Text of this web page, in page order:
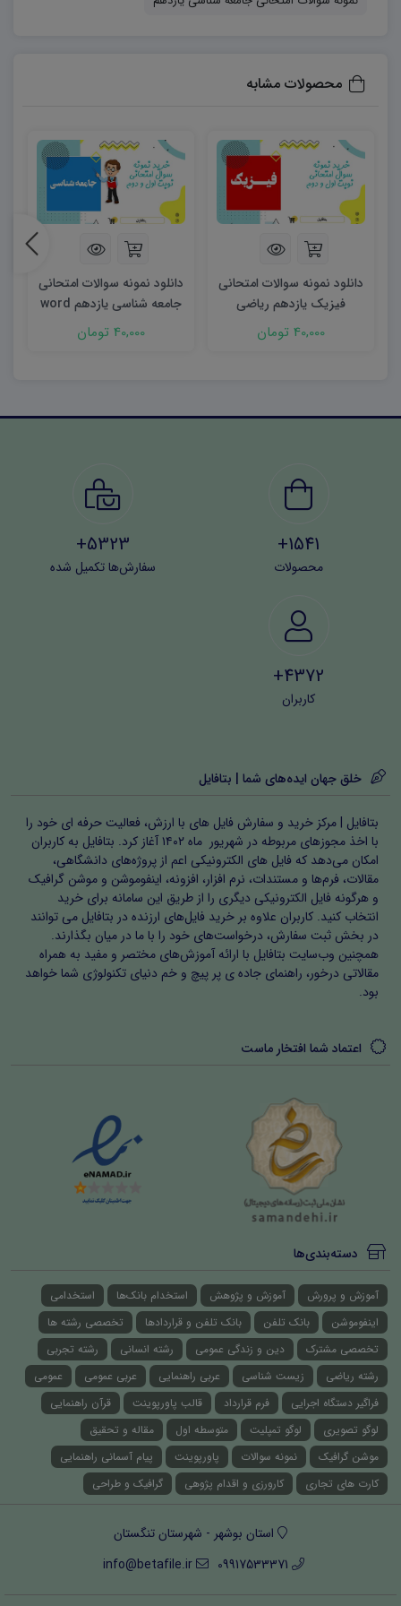
محصولات مشابه
دانلود نمونه سوالات امتحانی
فیزیک یازدهم ریاضی
40,000 تومان
دانلود نمونه سوالات امتحانی
جامعه شناسی یازدهم word
(نوبت دوم)
40,000 تومان
1541+
محصولات
5323+
سفارش‌ها تکمیل شده
4372+
کاربران
خلق جهان ایده‌های شما | بتافایل
بتافایل | مرکز خرید و سفارش فایل های با ارزش، فعالیت حرفه ای خود را
با اخذ مجوزهای مربوطه در شهریور ماه ۱۴۰۲ آغاز کرد. بتافایل به کاربران
امکان می‌دهد که فایل های الکترونیکی اعم از پروژه‌های دانشگاهی،
مقالات، فرم‌ها و مستندات، نرم افزار، افزونه، اینفوموشن و موشن گرافیک
و هرگونه فایل الکترونیکی دیگری را از طریق این سامانه برای خرید
انتخاب کنید. کاربران علاوه بر خرید فایل‌های ارزنده در بتافایل می توانند
در بخش ثبت سفارش، درخواست‌های خود را با ما در میان بگذارند.
همچنین وب‌سایت بتافایل با ارائه آموزش‌های مختصر و مفید به همراه
مقالاتی درخور، راهنمای جاده ی پر پیچ و خم دنیای تکنولوژی شما خواهد
بود.
اعتماد شما افتخار ماست
دسته‌بندی‌ها
آموزش و پرورش آموزش و پژوهش استخدام بانک‌ها
استخدامی
اینفوموشن
بانک تلفن بانک تلفن و قراردادها
تخصصی رشته ها
تخصصی مشترک
دین و زندگی عمومی رشته انسانی
رشته تجربی
رشته ریاضی
زیست شناسی عربی راهنمایی عربی عمومی
عمومی
فراگیر دستگاه اجرایی
فرم قرارداد قالب پاورپوینت
قرآن راهنمایی
لوگو تصویری
لوگو تمپلیت متوسطه اول
مقاله و تحقیق
موشن گرافیک
نمونه سوالات پاورپوینت
پیام آسمانی راهنمایی
کارت های تجاری
کارورزی و اقدام پژوهی گرافیک و طراحی
استان بوشهر - شهرستان تنگستان
09917533371
info@betafile.ir